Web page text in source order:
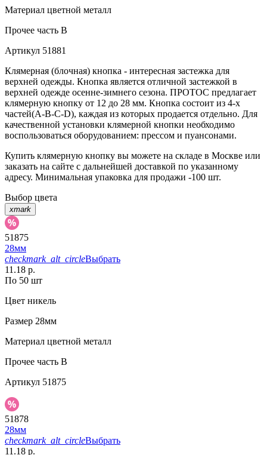
Материал цветной металл
Прочее часть B
Артикул 51881
Клямерная (блочная) кнопка - интересная застежка для
верхней одежды. Кнопка является отличной застежкой в
верхней одежде осенне-зимнего сезона. ПРОТОС предлагает
клямерную кнопку от 12 до 28 мм. Кнопка состоит из 4-х
частей(А-В-С-D), каждая из которых продается отдельно. Для
качественной установки клямерной кнопки необходимо
воспользоваться оборудованием: прессом и пуансонами.
Купить клямерную кнопку вы можете на складе в Москве или
заказать на сайте с дальнейшей доставкой по указанному
адресу. Минимальная упаковка для продажи -100 шт.
Выбор цвета
xmark
51875
28мм
checkmark_alt_circleВыбрать
11.18 р.
По 50 шт
Цвет никель
Размер 28мм
Материал цветной металл
Прочее часть B
Артикул 51875
51878
28мм
checkmark_alt_circleВыбрать
11.18 р.